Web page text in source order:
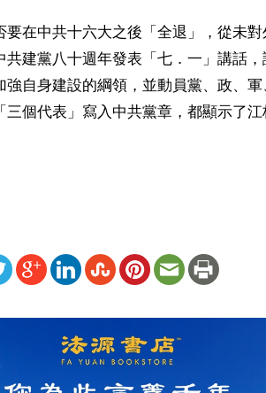
要在中共十六大之後「全退」，從未
共建黨八十週年發表「七．一」講話
強自身建設的綱領，並動員黨、政、
三個代表」寫入中共黨章，都顯示了